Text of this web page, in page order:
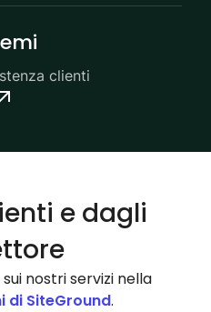
clienti
e dagli
nostri servizi nella
di SiteGround.